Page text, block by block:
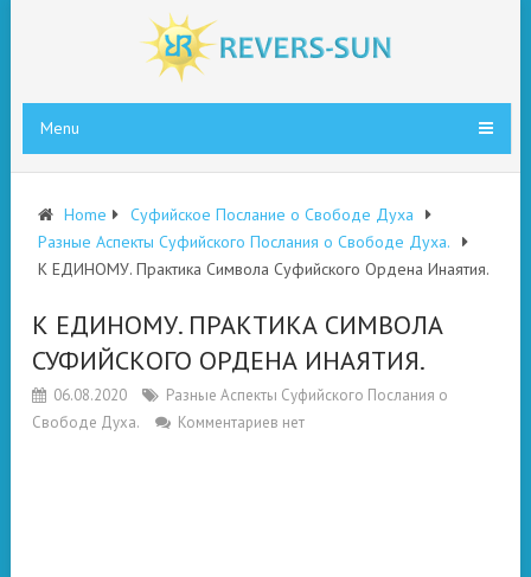
Menu
Home
Суфийское Послание о Свободе Духа
Разные Аспекты Суфийского Послания о Свободе Духа.
К ЕДИНОМУ. Практика Символа Суфийского Ордена Инаятия.
К ЕДИНОМУ. ПРАКТИКА СИМВОЛА
СУФИЙСКОГО ОРДЕНА ИНАЯТИЯ.
06.08.2020
Разные Аспекты Суфийского Послания о
Свободе Духа.
Комментариев нет